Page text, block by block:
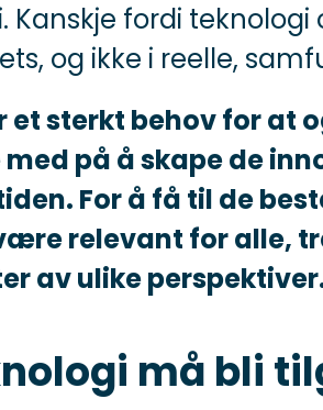
Kanskje fordi
og ikke i reelle,
et sterkt behov for at
på å skape de
For å få til de
relevant for alle,
av ulike
må bli